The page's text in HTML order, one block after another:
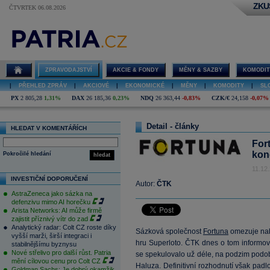
ČTVRTEK 06.08.2026
ZPRAVODAJSTVÍ AKCIE & FONDY MĚNY & SAZBY
PŘEHLED ZPRÁV AKCIOVÉ EKONOMICKÉ MĚNY KOMODITY
PX 2 805,28 1,31% DAX 26 185,36 0,23% NDQ 26 363,44 -0,83% CZK/€ 24,158 -0,07%
HLEDAT V KOMENTÁŘÍCH
hledat
Pokročilé hledání
INVESTIČNÍ DOPORUČENÍ
AstraZeneca jako sázka na
defenzivu mimo AI horečku
Arista Networks: AI může firmě
zajistit příznivý vítr do zad
Analytický radar: Colt CZ roste díky
vyšší marži, širší integraci i
stabilnějšímu byznysu
Nové střelivo pro další růst. Patria
mění cílovou cenu pro Colt CZ
Detail - články
Autor: ČTK
Sázková společnost Fortuna omezuje
hru Superloto. ČTK dnes o tom
se spekulovalo už déle, na podzim
Haluza. Definitivní rozhodnutí však